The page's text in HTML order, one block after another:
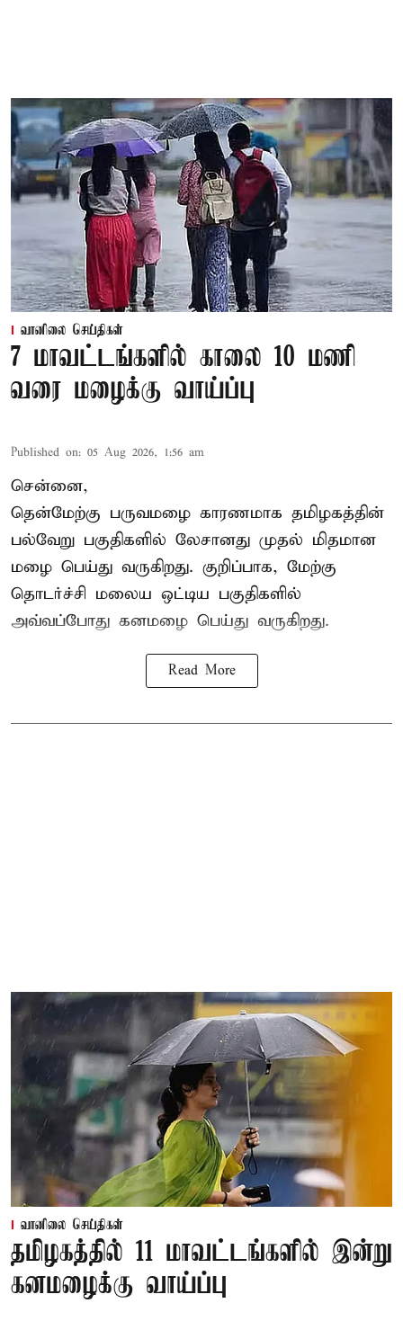
வானிலை செய்திகள்
7 மாவட்டங்களில் காலை 10 மணி
வரை மழைக்கு வாய்ப்பு
Published on: 05 Aug 2026, 1:56 am
சென்னை,
தென்மேற்கு பருவமழை காரணமாக தமிழகத்தின்
பல்வேறு பகுதிகளில் லேசானது முதல் மிதமான
மழை பெய்து வருகிறது. குறிப்பாக, மேற்கு
தொடர்ச்சி மலைய ஒட்டிய பகுதிகளில்
அவ்வப்போது கனமழை பெய்து வருகிறது.
Read More
வானிலை செய்திகள்
தமிழகத்தில் 11 மாவட்டங்களில் இன்று
கனமழைக்கு வாய்ப்பு